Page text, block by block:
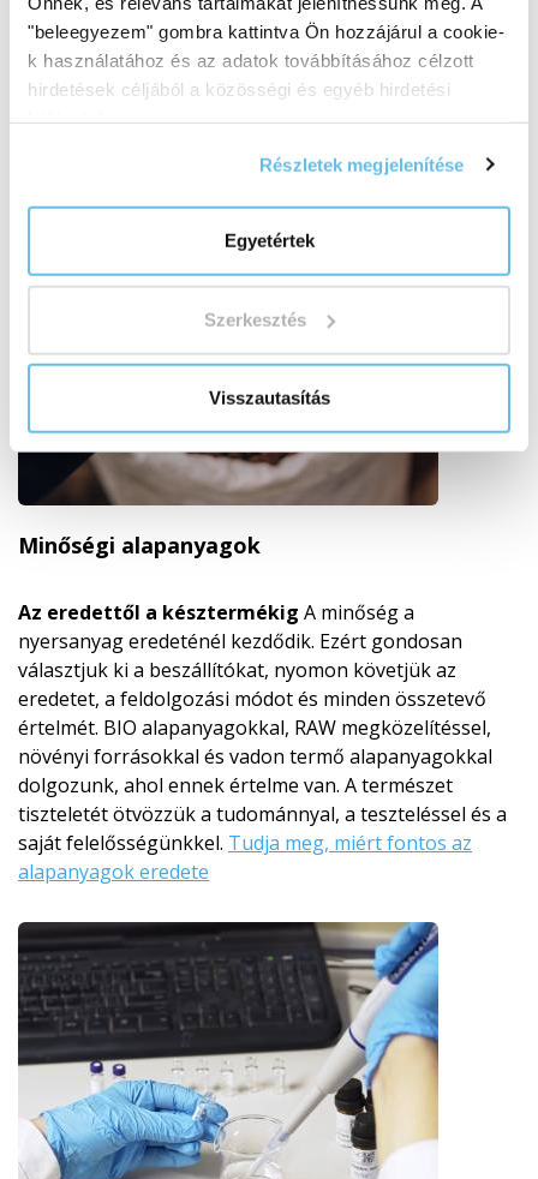
"beleegyezem" gombra kattintva Ön hozzájárul a cookie-
k használatához és az adatok továbbításához célzott
hirdetések céljából a közösségi és egyéb hirdetési
Részletek megjelenítése
Egyetértek
Szerkesztés
Visszautasítás
Minőségi alapanyagok
Az eredettől a késztermékig A minőség a
nyersanyag eredeténél kezdődik. Ezért gondosan
választjuk ki a beszállítókat, nyomon követjük az
eredetet, a feldolgozási módot és minden összetevő
értelmét. BIO alapanyagokkal, RAW megközelítéssel,
növényi forrásokkal és vadon termő alapanyagokkal
dolgozunk, ahol ennek értelme van. A természet
tiszteletét ötvözzük a tudománnyal, a teszteléssel és a
saját felelősségünkkel. Tudja meg, miért fontos az
alapanyagok eredete